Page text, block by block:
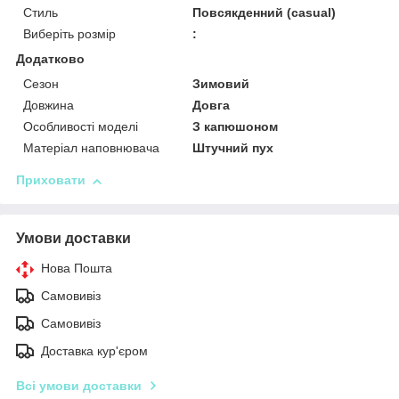
Стиль
Повсякденний (casual)
Виберіть розмір
:
Додатково
Сезон
Зимовий
Довжина
Довга
Особливості моделі
З капюшоном
Матеріал наповнювача
Штучний пух
Приховати
Умови доставки
Нова Пошта
Самовивіз
Самовивіз
Доставка кур'єром
Всі умови доставки